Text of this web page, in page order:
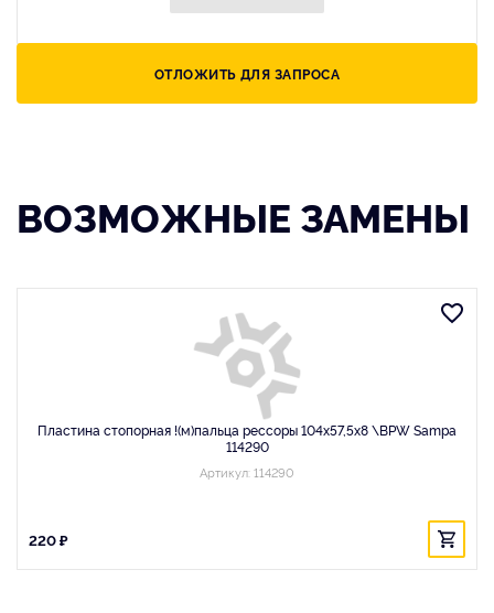
ОТЛОЖИТЬ ДЛЯ ЗАПРОСА
ВОЗМОЖНЫЕ ЗАМЕНЫ
Пластина стопорная !(м)пальца рессоры 104x57,5x8 \BPW Sampa
114290
Артикул: 114290
220 ₽